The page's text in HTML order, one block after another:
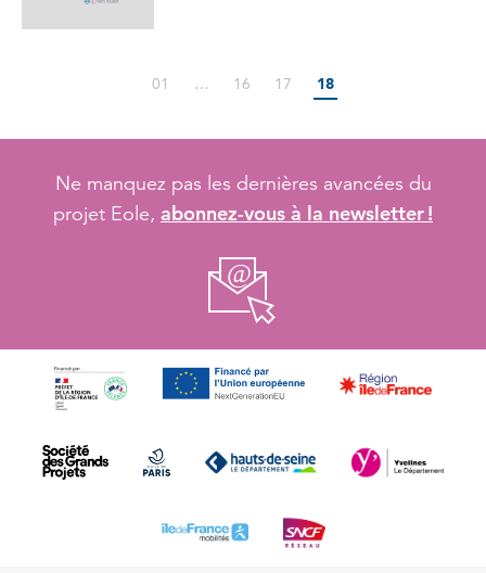
01 … 16 17 18
Ne manquez pas les dernières avancées du
projet Eole, abonnez-vous à la newsletter !